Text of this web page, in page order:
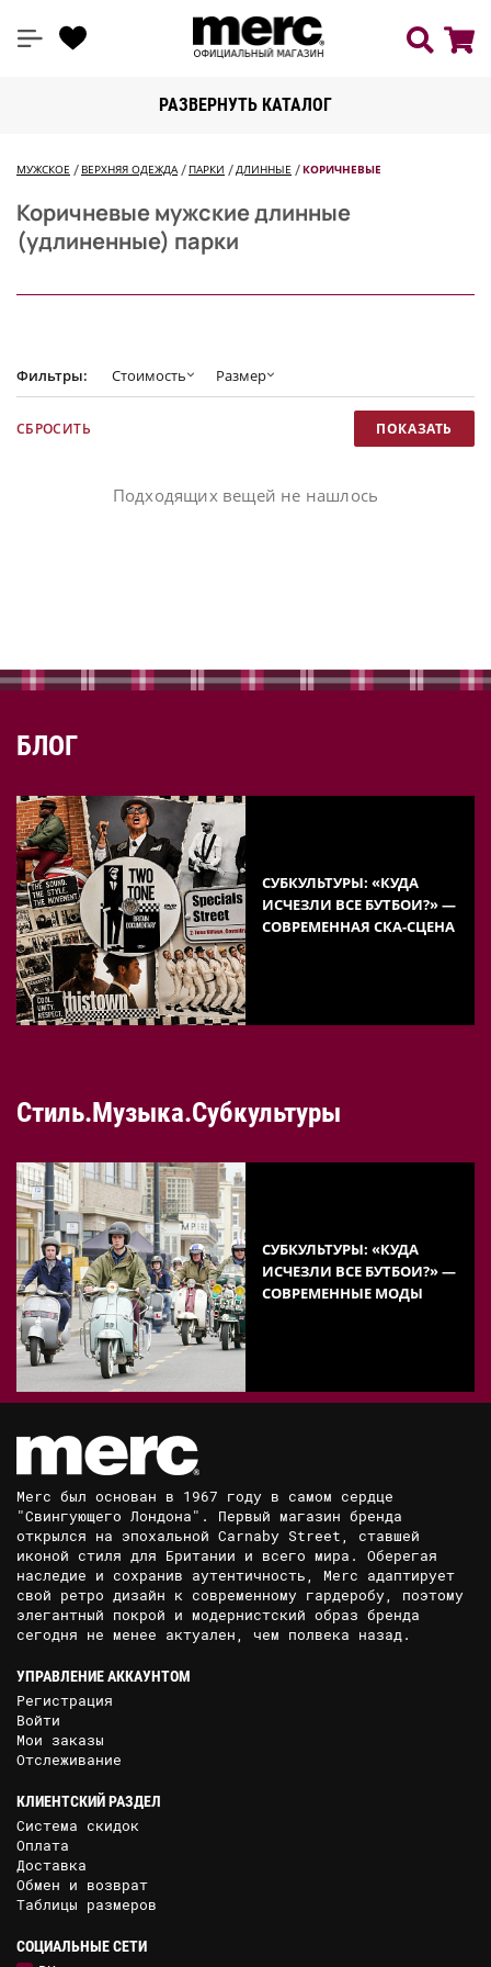
РАЗВЕРНУТЬ КАТАЛОГ
МУЖСКОЕ ВЕРХНЯЯ ОДЕЖДА ПАРКИ ДЛИННЫЕ КОРИЧНЕВЫЕ
Коричневые мужские длинные
(удлиненные) парки
Фильтры: Стоимость Размер
Подходящих вещей не нашлось
БЛОГ
СУБКУЛЬТУРЫ: «КУДА
ИСЧЕЗЛИ ВСЕ БУТБОИ?» —
СОВРЕМЕННАЯ СКА-СЦЕНА
Стиль.Музыка.Субкультуры
СУБКУЛЬТУРЫ: «КУДА
ИСЧЕЗЛИ ВСЕ БУТБОИ?» —
СОВРЕМЕННЫЕ МОДЫ
Merc был основан в 1967 году в самом сердце
"Свингующего Лондона". Первый магазин бренда
открылся на эпохальной Carnaby Street, ставшей
иконой стиля для Британии и всего мира. Оберегая
наследие и сохранив аутентичность, Merc адаптирует
свой ретро дизайн к современному гардеробу, поэтому
элегантный покрой и модернистский образ бренда
сегодня не менее актуален, чем полвека назад.
УПРАВЛЕНИЕ АККАУНТОМ
Регистрация
Войти
Мои заказы
Отслеживание
КЛИЕНТСКИЙ РАЗДЕЛ
Система скидок
Оплата
Доставка
Обмен и возврат
Таблицы размеров
СОЦИАЛЬНЫЕ СЕТИ